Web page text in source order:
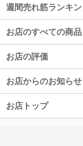
週間売れ筋ランキ
お店のすべての商品
お店の評価
お店からのお知らせ
お店トップ